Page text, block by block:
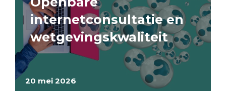
20 mei 2026
internetconsultatie en
wetgevingskwaliteit